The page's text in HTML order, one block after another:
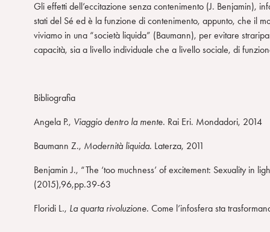
o
n
s
e
Gli effetti dell’eccitazione senza contenimento (J. Benjamin),
stati del Sé ed è la funzione di contenimento, appunto, che il
viviamo in una “società liquida” (Baumann), per evitare
capacità, sia a livello individuale che a livello sociale, di
Bibliografia
Angela P., Viaggio dentro la mente. Rai Eri. Mondadori, 2014
Baumann Z., Modernità liquida. Laterza, 2011
Benjamin J., “The ‘too muchness’ of excitement: Sexuality in
(2015),96,pp.39-63
Floridi L., La quarta rivoluzione. Come l’infosfera sta